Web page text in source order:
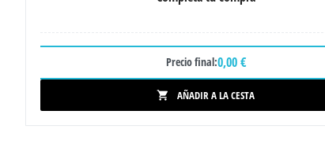
Precio final:0,00 €
 AÑADIR A LA CESTA